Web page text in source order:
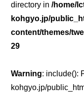
directory in/home/
kohgyo.jp/
content/themes/
29
Warning: include():
kohgyo.jp/